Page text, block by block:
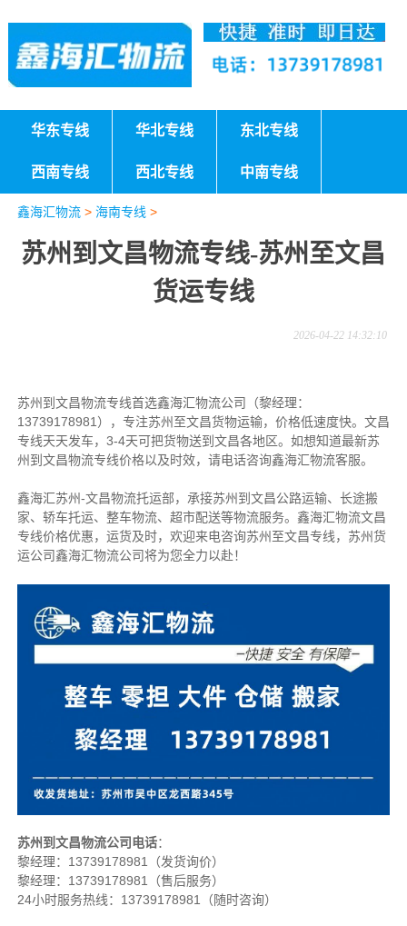
华东专线 华北专线 东北专线
西南专线 西北专线 中南专线
鑫海汇物流> 海南专线 >
苏州到文昌物流专线-苏州至文昌
货运专线
2026-04-22 14:32:10
苏州到文昌物流专线首选鑫海汇物流公司（黎经理：
13739178981），专注苏州至文昌货物运输，价格低速度快。 文昌
专线天天发车，3-4天可把货物送到文昌各地区。如想知道最新苏
州到文昌物流专线价格以及时效，请电话咨询鑫海汇物流客服。
鑫海汇苏州-文昌物流托运部， 承接苏州到文昌公路运输、长途搬
家、轿车托运、整车物流、超市配送等物流服务。 鑫海汇物流文昌
专线价格优惠，运货及时，欢迎来电咨询苏州至文昌专线，苏州货
运公司鑫海汇物流公司将为您全力以赴！
苏州到文昌物流公司电话：
黎经理： 13739178981（发货询价）
黎经理：13739178981（售后服务）
24小时服务热线：13739178981（随时咨询）